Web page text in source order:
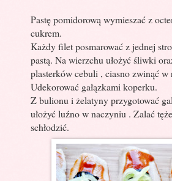
Pastę pomidorową wymieszać z
cukrem.
Każdy filet posmarować z jednej
pastą. Na wierzchu ułożyć śliwki
plasterków cebuli , ciasno zwinąć
Udekorować gałązkami koperku.
Z bulionu i żelatyny przygotować
ułożyć luźno w naczyniu . Zalać
schłodzić.